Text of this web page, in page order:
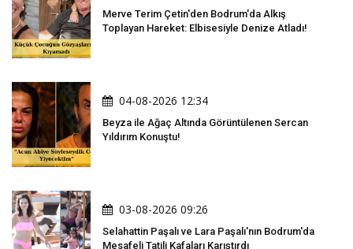
Merve Terim Çetin'den Bodrum'da Alkış
Toplayan Hareket: Elbisesiyle Denize Atladı!
04-08-2026 12:34
Beyza ile Ağaç Altında Görüntülenen Sercan
Yıldırım Konuştu!
03-08-2026 09:26
Selahattin Paşalı ve Lara Paşalı'nın Bodrum'da
Mesafeli Tatili Kafaları Karıştırdı